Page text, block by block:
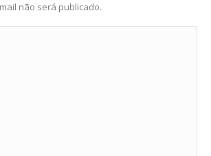
não será publicado.